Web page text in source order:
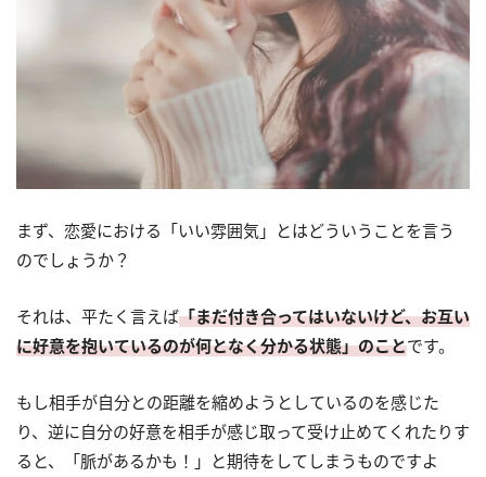
まず、恋愛における「いい雰囲気」とはどういうことを言う
のでしょうか？
それは、平たく言えば「まだ付き合ってはいないけど、お互い
に好意を抱いているのが何となく分かる状態」のことです。
もし相手が自分との距離を縮めようとしているのを感じた
り、逆に自分の好意を相手が感じ取って受け止めてくれたりす
ると、「脈があるかも！」と期待をしてしまうものですよ